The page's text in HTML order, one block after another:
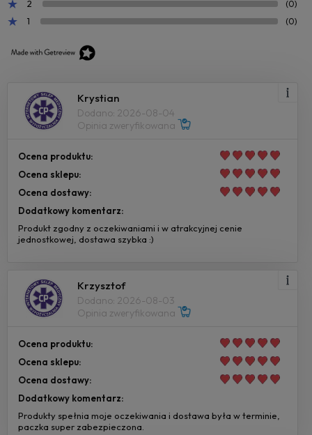
2 (0)
1 (0)
Krystian
Dodano: 2026-08-04
Opinia zweryfikowana
Ocena produktu:
Ocena sklepu:
Ocena dostawy:
Dodatkowy komentarz:
Produkt zgodny z oczekiwaniami i w atrakcyjnej cenie
jednostkowej, dostawa szybka :)
Krzysztof
Dodano: 2026-08-03
Opinia zweryfikowana
Ocena produktu:
Ocena sklepu:
Ocena dostawy:
Dodatkowy komentarz:
Produkty spełnia moje oczekiwania i dostawa była w terminie,
paczka super zabezpieczona.